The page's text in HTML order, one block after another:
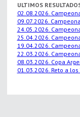
ULTIMOS
02.08.2026.
09.07.2026.
24.05.2026.
25.04.2026.
19.04.2026.
22.03.2026.
08.03.2026. Copa
01.03.2026. Reto a los